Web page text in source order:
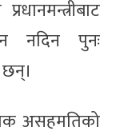
नदिन पुनः
छन्।
असहमतिको